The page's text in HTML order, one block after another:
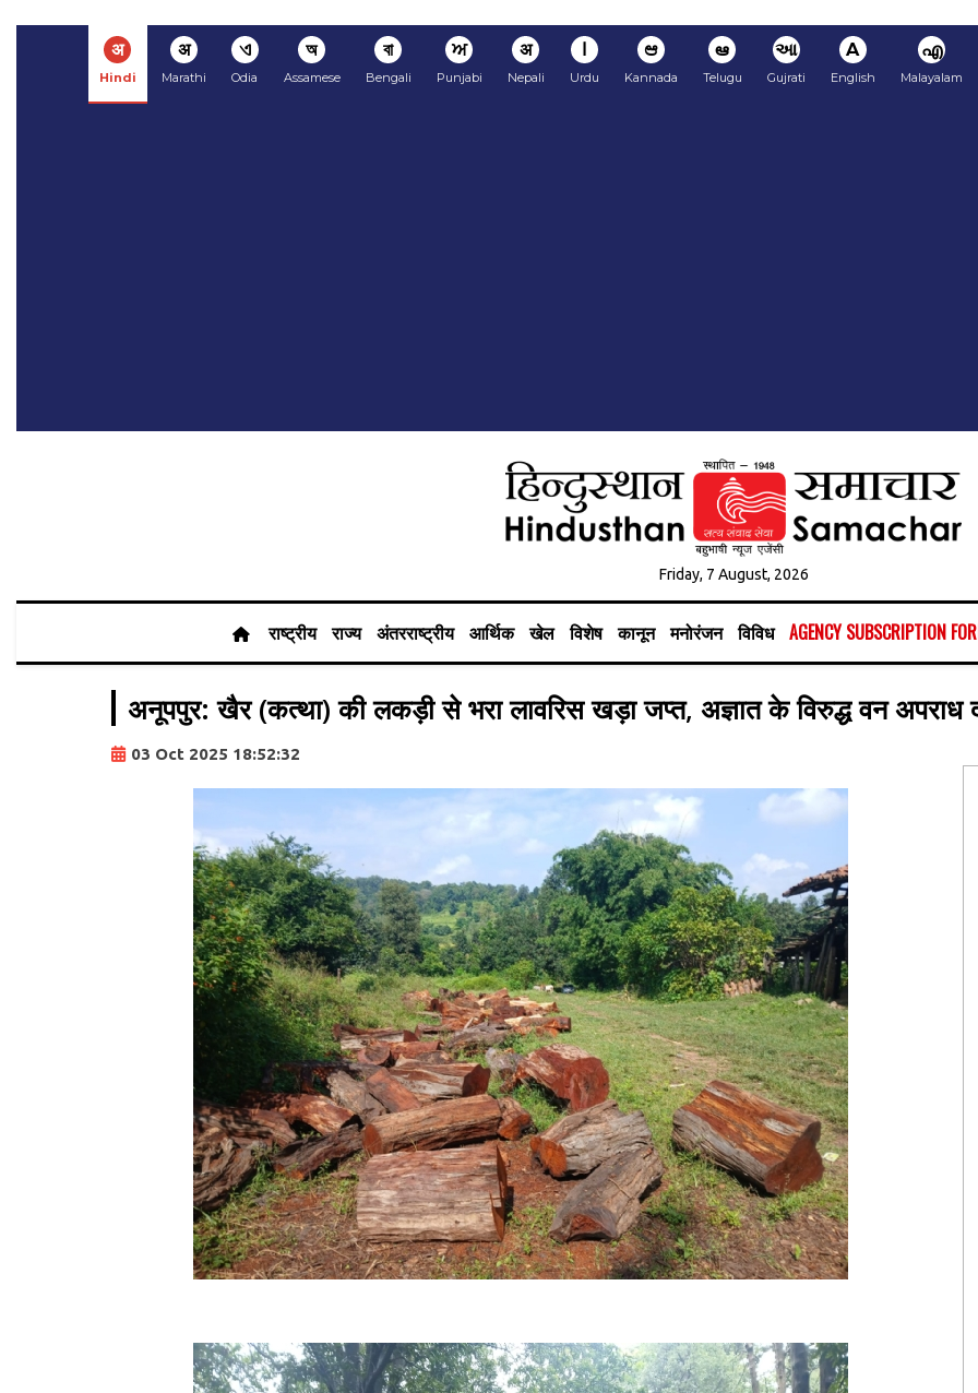
अ
Hindi
अ
Marathi
ଏ
Odia
অ
Assamese
বা
Bengali
ਅ
Punjabi
अ
Nepali
ا
Urdu
ಆ
Kannada
ఆ
Telugu
આ
Gujrati
A
English
എ
Malayalam
Friday, 7 August, 2026
राष्ट्रीय राज्य अंतरराष्ट्रीय आर्थिक खेल विशेष कानून मनोरंजन विविध AGENCY SUBSCRIPTION
अनूपपुर: खैर (कत्था) की लकड़ी से भरा लावरिस खड़ा जप्त, अज्ञात के विरुद्ध वन अपराध
03 Oct 2025 18:52:32